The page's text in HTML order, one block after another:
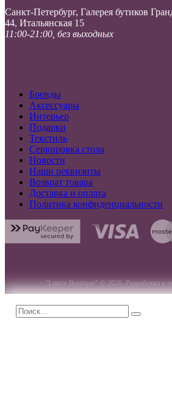
Санкт-Петербург, Галерея бутиков
44, Итальянская 15
11:00-21:00, без выходных
Бренды
Аксессуары
Интерьер
Подарки
Текстиль
Сервировка стола
Новости
Наши реквизиты
Возврат товара
Доставка и оплата
Политика конфиденциальности
"Lutece Boutique" © 2026. Разработка и